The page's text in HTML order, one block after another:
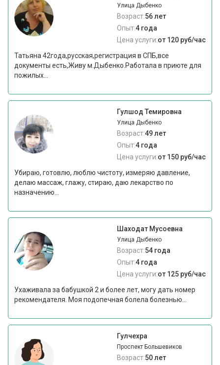
Улица Дыбенко
Возраст:56 лет
Опыт:4 года
Цена услуги:от 120 руб/час
Татьяна 42года,русская,регистрация в СПБ,все
документы есть,Живу м.Дыбенко.Работала в приюте для
пожилых...
Гулшод Темировна
Улица Дыбенко
Возраст:49 лет
Опыт:4 года
Цена услуги:от 150 руб/час
Убираю, готовлю, люблю чистоту, измеряю давление,
делаю массаж, глажу, стираю, даю лекарство по
назначению...
Шаходат Мусоевна
Улица Дыбенко
Возраст:54 года
Опыт:4 года
Цена услуги:от 125 руб/час
Ухаживала за бабушкой 2 и более лет, могу дать номер
рекомендателя. Моя подопечная болела болезнью...
Гулчехра
Проспект Большевиков
Возраст:50 лет